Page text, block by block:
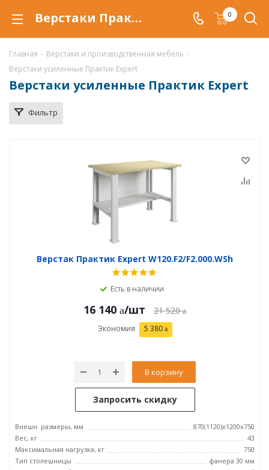
Верстаки Практик Expert купить по низкой цене в Саратове, металлический слесарный верстак Практик Expert 0
Главная - Верстаки и производственная мебель -
Верстаки усиленные Практик Expert
Верстаки усиленные Практик Expert
Фильтр
Верстак Практик Expert W120.F2/F2.000.WSh
Есть в наличии
16 140 /шт 21 520
Экономия 5 380
В корзину
Запросить скидку
Внешн. размеры, мм
870(1120)x1200x750
Вес, кг
43
Максимальная нагрузка, кг
750
Тип столешницы
фанера 30 мм